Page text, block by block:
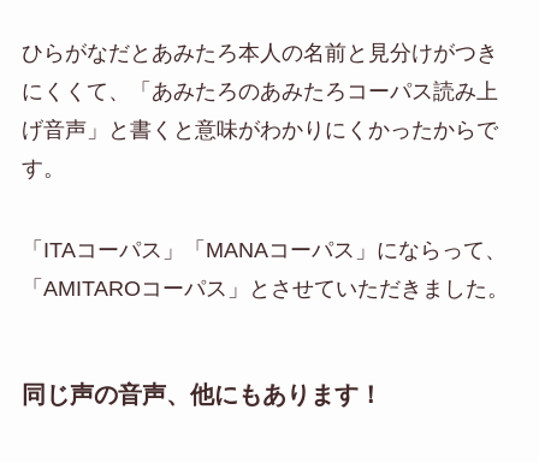
ひらがなだとあみたろ本人の名前と見分けがつき
にくくて、「あみたろのあみたろコーパス読み上
げ音声」と書くと意味がわかりにくかったからで
す。
「ITAコーパス」「MANAコーパス」にならって、
「AMITAROコーパス」とさせていただきました。
同じ声の音声、他にもあります！